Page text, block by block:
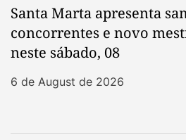
Santa Marta apresenta
concorrentes e novo
neste sábado, 08
6 de August de 2026